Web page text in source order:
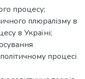
процесу;
плюралізму в
в Україні;
процесі